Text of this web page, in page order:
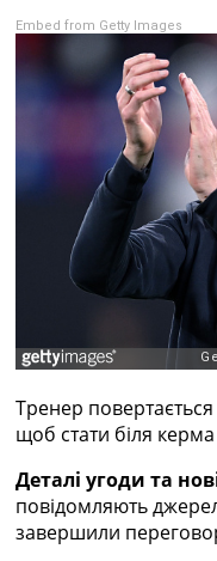
Ліга
Англія.
Іспанія. Ла
Ще
Таблиці
Чемпіонат
Таблиця
Перша Ліга
Таблиця
Таблиця Ла
Таблиця
Всі таблиці
Рейтинги
Рейтинг
Рейтинг
Рейтинг
RU
UA
Embed from Getty Images
Тренер повертається
щоб стати біля керма
Деталі угоди та
повідомляють
завершили